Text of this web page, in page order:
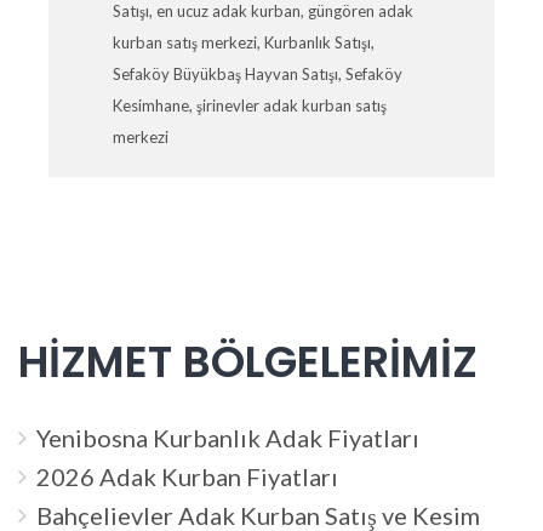
Satışı, en ucuz adak kurban, güngören adak
kurban satış merkezi, Kurbanlık Satışı,
Sefaköy Büyükbaş Hayvan Satışı, Sefaköy
Kesimhane, şirinevler adak kurban satış
merkezi
HİZMET BÖLGELERİMİZ
Yenibosna Kurbanlık Adak Fiyatları
2026 Adak Kurban Fiyatları
Bahçelievler Adak Kurban Satış ve Kesim